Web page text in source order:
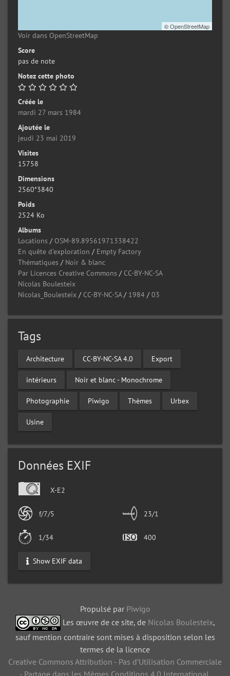
©OpenStreetMap
Voir dans OpenStreetMap
Score
pas de note
Notez cette photo
Créée le
mardi 27 mars 1984
Ajoutée le
jeudi 23 mai 2019
Visites
15758
Dimensions
2560*3840
Poids
2524 Ko
Albums
Locations / OSM-89.89561971338422
En quête d'exploration / Empty Factory
Thématiques / Noir & blanc
Par Licences Creative Commons / CC-BY-NC-SA
Nicolas Boulesteix
Nicolas_Boulesteix / CC-BY-NC-SA/ 1984 /03
Tags
Architecture CC-BY-NC-SA 4.0 Export
intérieurs Noir et blanc - Monochrome
Photographie Piwigo Thèmes Urbex
Usine
Données EXIF
X-E2
f/7/5 23/1
1/34 400
Show EXIF data
Propulsé par Piwigo
Les œuvre de ce site, de Nicolas Boulesteix,
sauf mention contraire sont mises à disposition selon les
termes de la licence
Creative Commons Attribution - Pas d’Utilisation Commerciale
- Partage dans les Mêmes Conditions 4.0 International